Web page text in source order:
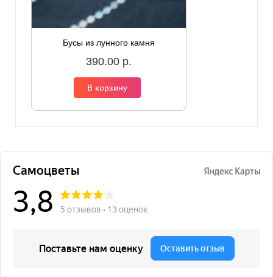
Бусы из лунного камня
390.00 р.
В корзину